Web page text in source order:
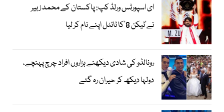
ای اسپورٹس ورلڈ کپ: پاکستان کے محمد زبیر
نے’ٹیکن 8‘کا ٹائٹل اپنے نام کر لیا
رونالڈو کی شادی دیکھنے ہزاروں افراد چرچ پہنچے،
دولہا دیکھ کر حیران رہ گئے